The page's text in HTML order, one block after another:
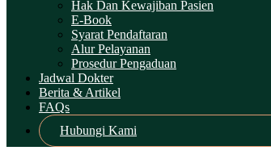
Hak Dan Kewajiban Pasien
E-Book
Syarat Pendaftaran
Alur Pelayanan
Prosedur Pengaduan
Jadwal Dokter
Berita & Artikel
FAQs
Hubungi Kami